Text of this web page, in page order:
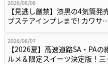
2026/08/08
【見逃し厳禁】漆黒の4気筒発
ブステアインプレまで! カワサ
2026/08/07
【2026夏】高速道路SA・PA
ルメ＆限定スイーツ決定版！